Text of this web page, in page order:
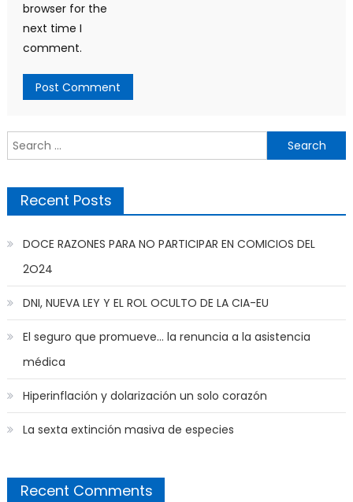
browser for the
next time I
comment.
Search
for:
Recent Posts
DOCE RAZONES PARA NO PARTICIPAR EN COMICIOS DEL
2O24
DNI, NUEVA LEY Y EL ROL OCULTO DE LA CIA-EU
El seguro que promueve… la renuncia a la asistencia
médica
Hiperinflación y dolarización un solo corazón
La sexta extinción masiva de especies
Recent Comments